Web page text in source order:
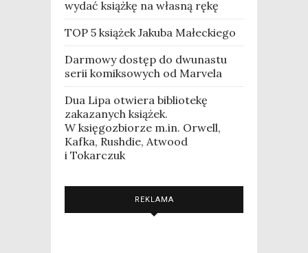
wydać książkę na własną rękę
TOP 5 książek Jakuba Małeckiego
Darmowy dostęp do dwunastu
serii komiksowych od Marvela
Dua Lipa otwiera bibliotekę
zakazanych książek.
W księgozbiorze m.in. Orwell,
Kafka, Rushdie, Atwood
i Tokarczuk
REKLAMA